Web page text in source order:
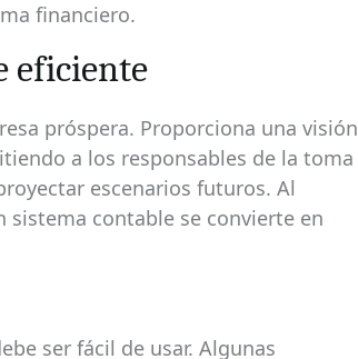
financiero.
eficiente
próspera. Proporciona una visión
a los responsables de la toma
escenarios futuros. Al
contable se convierte en
ser fácil de usar. Algunas